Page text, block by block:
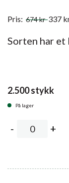
Pris: 674kr 337
Sorten har
2.500 stykk
På lager